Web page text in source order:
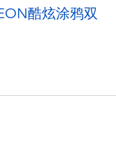
酷炫涂鸦双